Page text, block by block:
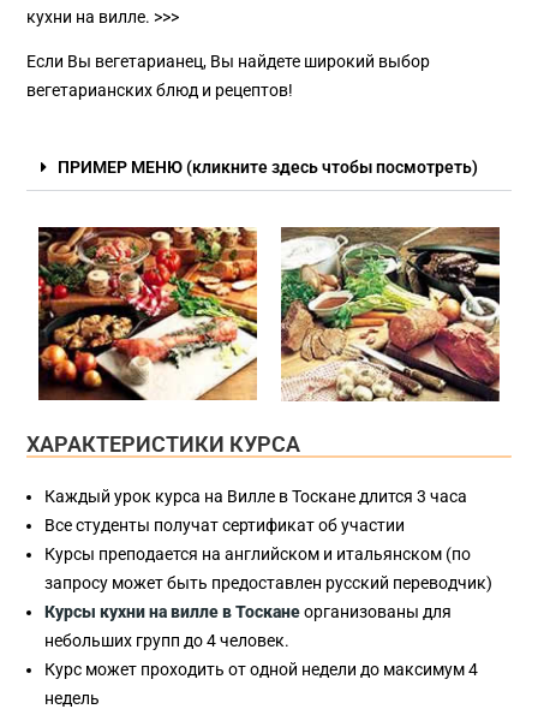
кухни на вилле. >>>
Если Вы вегетарианец, Вы найдете широкий выбор
вегетарианских блюд и рецептов!
ПРИМЕР МЕНЮ (кликните здесь чтобы посмотреть)
ХАРАКТЕРИСТИКИ КУРСА
Каждый урок курса на Вилле в Тоскане длится 3 часа
Все студенты получат сертификат об участии
Курсы преподается на английском и итальянском (по
запросу может быть предоставлен русский переводчик)
Курсы кухни на вилле в Тосканеорганизованы для
небольших групп до 4 человек.
Курс может проходить от одной недели до максимум 4
недель